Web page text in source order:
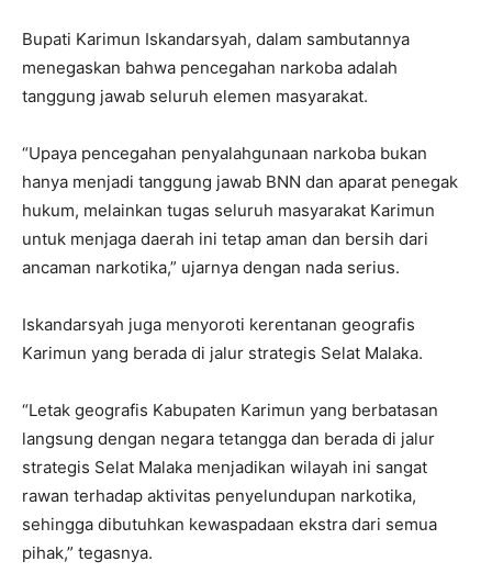
Bupati Karimun Iskandarsyah, dalam sambutannya
menegaskan bahwa pencegahan narkoba adalah
tanggung jawab seluruh elemen masyarakat.
“Upaya pencegahan penyalahgunaan narkoba bukan
hanya menjadi tanggung jawab BNN dan aparat penegak
hukum, melainkan tugas seluruh masyarakat Karimun
untuk menjaga daerah ini tetap aman dan bersih dari
ancaman narkotika,” ujarnya dengan nada serius.
Iskandarsyah juga menyoroti kerentanan geografis
Karimun yang berada di jalur strategis Selat Malaka.
“Letak geografis Kabupaten Karimun yang berbatasan
langsung dengan negara tetangga dan berada di jalur
strategis Selat Malaka menjadikan wilayah ini sangat
rawan terhadap aktivitas penyelundupan narkotika,
sehingga dibutuhkan kewaspadaan ekstra dari semua
pihak,” tegasnya.